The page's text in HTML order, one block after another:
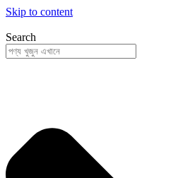
Skip to content
Search